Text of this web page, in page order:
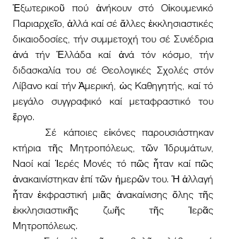
Ἐξωτερικοῦ πού ἀνήκουν στό Οἰκουμενικό
Παριαρχεῖο, ἀλλά καί σέ ἄλλες ἐκκλησιαστικές
δικαιοδοσίες, τήν συμμετοχή του σέ Συνέδρια
ἀνά τήν Ἑλλάδα καί ἀνά τόν κόσμο, τήν
διδασκαλία του σέ Θεολογικές Σχολές στόν
Λίβανο καί τήν Ἀμερική, ὡς Καθηγητής, καί τό
μεγάλο συγγραφικό καί μεταφραστικό του
ἔργο.
	Σέ κάποιες εἰκόνες παρουσιάστηκαν
κτήρια τῆς Μητροπόλεως, τῶν Ἱδρυμάτων,
Ναοί καί Ἱερές Μονές τό πῶς ἦταν καί πῶς
ἀνακαινίστηκαν ἐπί τῶν ἡμερῶν του. Ἡ ἀλλαγή
ἦταν ἐκφραστική μιᾶς ἀνακαίνισης ὅλης τῆς
ἐκκλησιαστικῆς ζωῆς τῆς Ἱερᾶς
Μητροπόλεως.